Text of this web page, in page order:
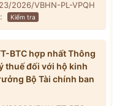
2026/VBHN-PL-VPQH
Kiểm tra
BTC hợp nhất Thông
thuế đối với hộ kinh
Bộ Tài chính ban